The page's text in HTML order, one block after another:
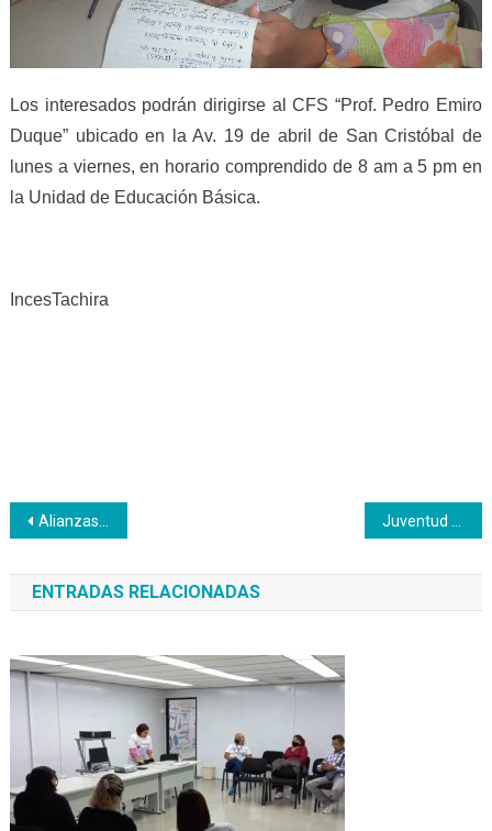
Los interesados podrán dirigirse al CFS “Prof. Pedro Emiro
Duque” ubicado en la Av. 19 de abril de San Cristóbal de
lunes a viernes, en horario comprendido de 8 am a 5 pm en
la Unidad de Educación Básica.
IncesTachira
Navegación
de
entradas
Alianzas estratégicas en Carabobo incrementarán formaciones en Montalbán
ENTRADAS RELACIONADAS